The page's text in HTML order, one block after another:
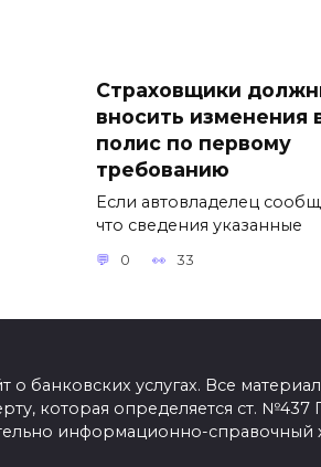
Страховщики
вносить изменения
полис по первому
требованию
Если автовладелец
что сведения указанные
0 33
услугах. Все
которая определяется ст.
информационно-справочный